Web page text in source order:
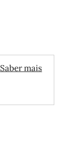
Saber mais